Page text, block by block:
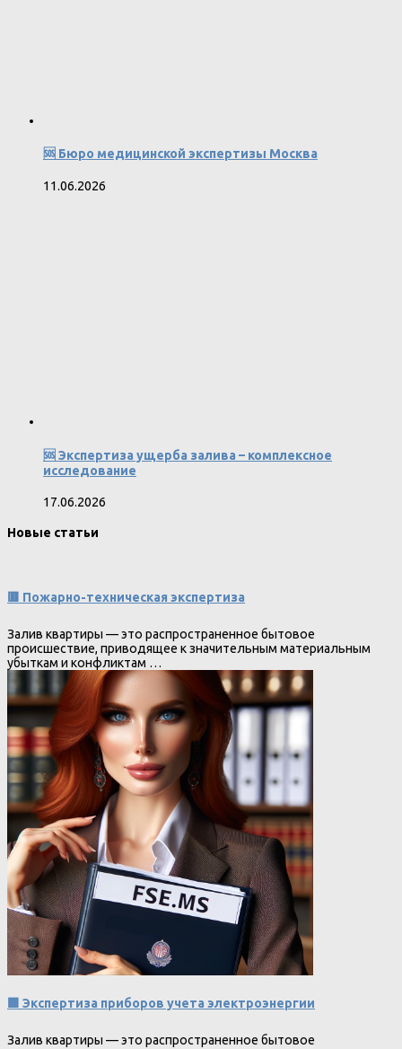
🆘 Бюро медицинской экспертизы Москва
11.06.2026
🆘 Экспертиза ущерба залива – комплексное
исследование
17.06.2026
Новые статьи
🟥 Пожарно-техническая экспертиза
Залив квартиры — это распространенное бытовое
происшествие, приводящее к значительным материальным
убыткам и конфликтам …
🟩 Экспертиза приборов учета электроэнергии
Залив квартиры — это распространенное бытовое